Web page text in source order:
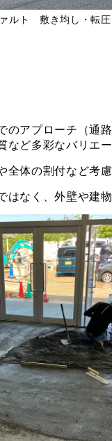
ルト 敷き均し・転圧
のアプローチ（通
など多彩なバリエ
全体の割付など考
はなく、外壁や建